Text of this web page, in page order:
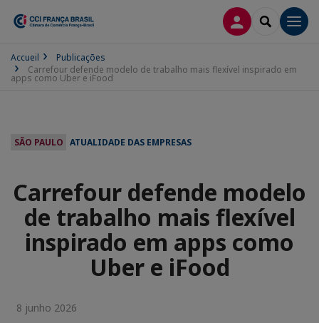
CONEXÃOSEARCH
Accueil
Publicações
Carrefour defende modelo de trabalho mais flexível inspirado em
apps como Uber e iFood
SÃO PAULO ATUALIDADE DAS EMPRESAS
Carrefour defende modelo
de trabalho mais flexível
inspirado em apps como
Uber e iFood
8 junho 2026